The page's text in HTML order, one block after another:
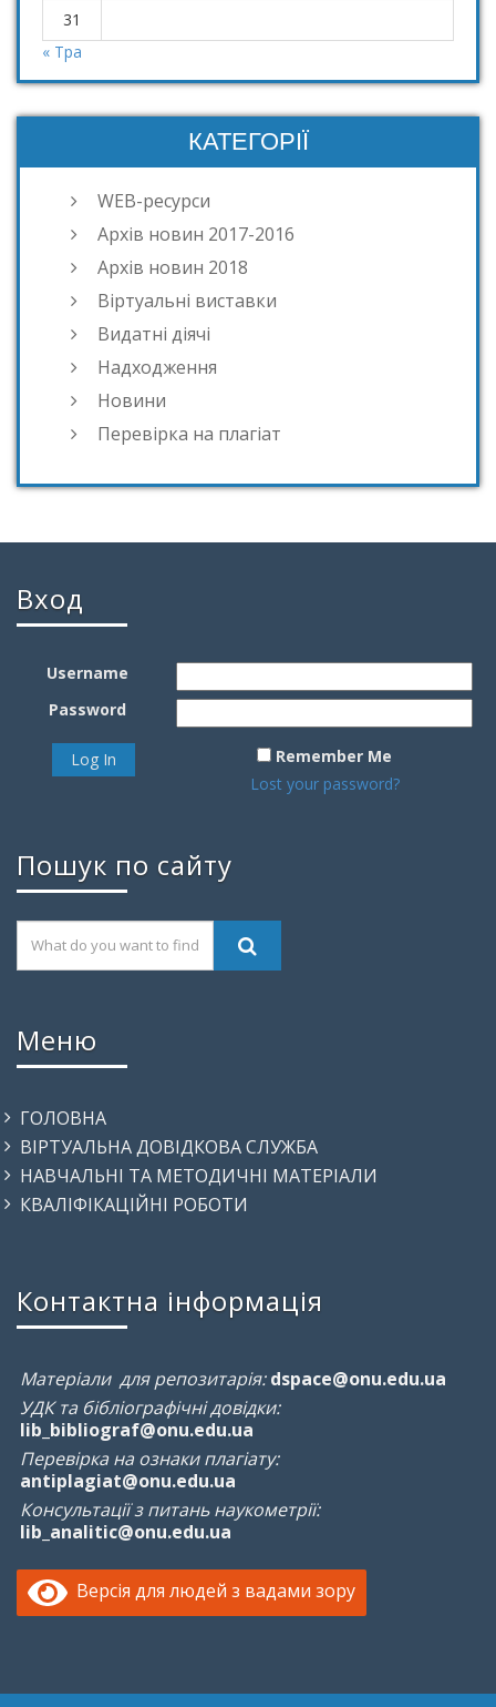
31
« Тра
КАТЕГОРІЇ
WEB-ресурси
Архів новин 2017-2016
Архів новин 2018
Віртуальні виставки
Видатні діячі
Надходження
Новини
Перевірка на плагіат
Вход
Username
Password
Remember Me
Lost your password?
Пошук по сайту
Меню
ГОЛОВНА
ВІРТУАЛЬНА ДОВІДКОВА СЛУЖБА
НАВЧАЛЬНІ ТА МЕТОДИЧНІ МАТЕРІАЛИ
КВАЛІФІКАЦІЙНІ РОБОТИ
Контактна інформація
Матеріали для репозитарія: dspace@onu.edu.ua
УДК та бібліографічні довідки:
lib_bibliograf@onu.edu.ua
Перевірка на ознаки плагіату:
antiplagiat@onu.edu.ua
Консультації з питань наукометрії:
lib_analitic@onu.edu.ua
Версія для людей з вадами зору